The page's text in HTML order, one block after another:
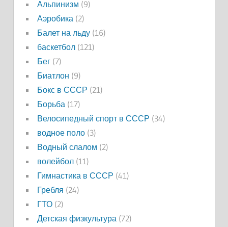
Альпинизм (9)
Аэробика(2)
Балет на льду(16)
баскетбол(121)
Бег(7)
Биатлон (9)
Бокс в СССР (21)
Борьба(17)
Велосипедный спорт в СССР (34)
водное поло(3)
Водный слалом (2)
волейбол(11)
Гимнастика в СССР (41)
Гребля (24)
ГТО(2)
Детская физкультура(72)